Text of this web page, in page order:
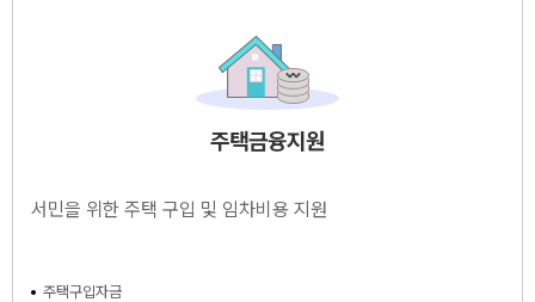
주택금융지원
서민을 위한 주택 구입 및 임차비용 지원
주택구입자금